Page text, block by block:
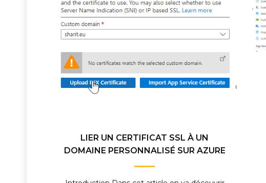
LIER UN CERTIFICAT SSL À UN
DOMAINE PERSONNALISÉ SUR AZURE